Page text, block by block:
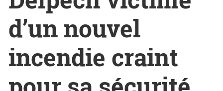
d’un nouvel
incendie craint